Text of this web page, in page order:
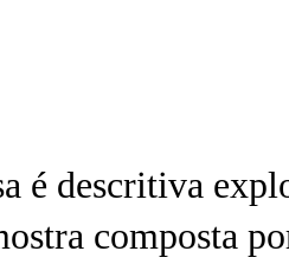
é descritiva
composta